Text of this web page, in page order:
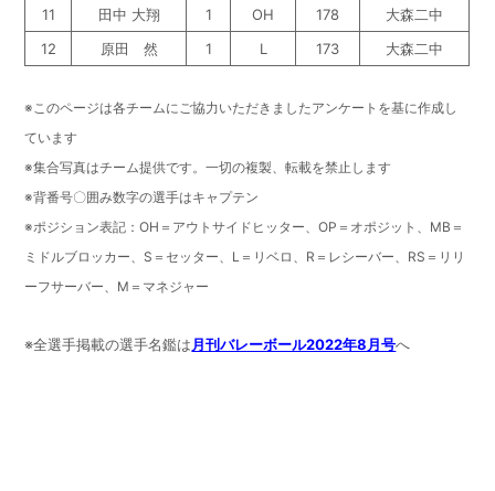
11
田中 大翔 1 OH 178
大森二中
12
原田 然 1 L 173 大森二中
※このページは各チームにご協力いただきましたアンケートを基に作成し
ています
※集合写真はチーム提供です。一切の複製、転載を禁止します
※背番号〇囲み数字の選手はキャプテン
※ポジション表記：OH＝アウトサイドヒッター、OP＝オポジット、MB＝
ミドルブロッカー、S＝セッター、L＝リベロ、R＝レシーバー、RS＝リリ
ーフサーバー、M＝マネジャー
※全選手掲載の選手名鑑は月刊バレーボール2022年8月号へ